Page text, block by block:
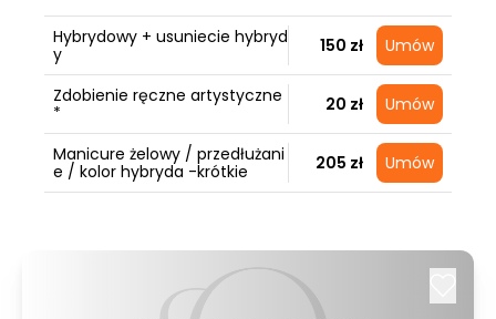
Hybrydowy + usuniecie hybryd
y
150 zł Umów
Zdobienie ręczne artystyczne
*
20 zł Umów
Manicure żelowy / przedłużani
e / kolor hybryda -krótkie
205 zł Umów